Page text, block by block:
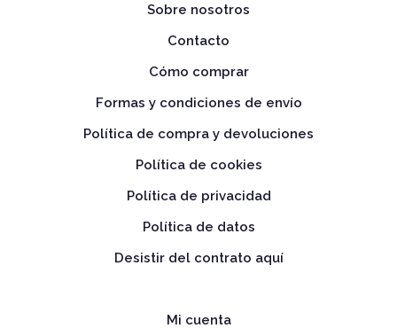
Sobre nosotros
Contacto
Cómo comprar
Formas y condiciones de envío
Política de compra y devoluciones
Política de cookies
Política de privacidad
Política de datos
Desistir del contrato aquí
Mi cuenta